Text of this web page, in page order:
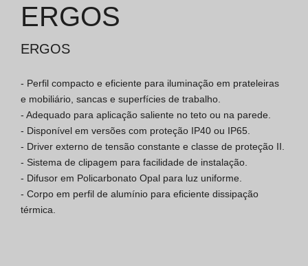
Geral [PT/ES]
Documentos
Considerações Gerais
Condições de Venda
ERGOS
ERGOS
- Perfil compacto e eficiente para iluminação em prateleiras
e mobiliário, sancas e superfícies de trabalho.
- Adequado para aplicação saliente no teto ou na parede.
- Disponível em versões com proteção IP40 ou IP65.
- Driver externo de tensão constante e classe de proteção II.
- Sistema de clipagem para facilidade de instalação.
- Difusor em Policarbonato Opal para luz uniforme.
- Corpo em perfil de alumínio para eficiente dissipação
térmica.